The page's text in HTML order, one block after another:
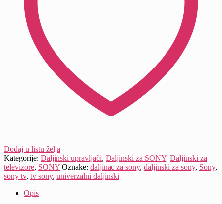
Dodaj u listu želja
Kategorije: Daljinski upravljači, Daljinski za SONY, Daljinski za
televizore, SONY Oznake: daljinac za sony, daljinski za sony, Sony,
sony tv, tv sony, univerzalni daljinski
Opis